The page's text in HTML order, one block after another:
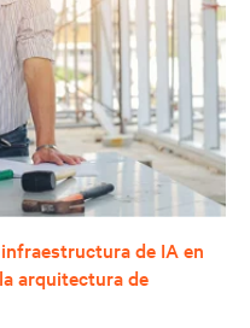
de IA en
arquitectura de